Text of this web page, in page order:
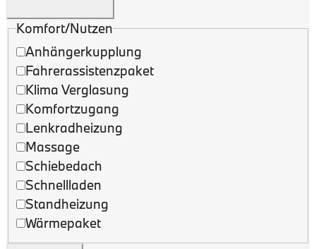
Komfort/Nutzen
Anhängerkupplung
Fahrerassistenzpaket
Klima Verglasung
Komfortzugang
Lenkradheizung
Massage
Schiebedach
Schnellladen
Standheizung
Wärmepaket